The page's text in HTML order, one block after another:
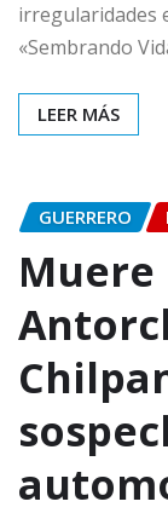
irregularidades
«Sembrando
LEER MÁS
GUERRERO